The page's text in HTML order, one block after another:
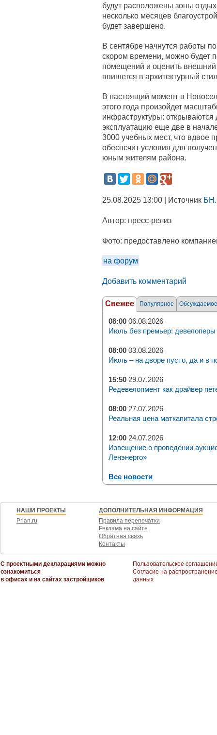
будут расположены зоны
несколько месяцев
будет завершено.
В сентябре начнутся работы
скором времени, можно будет
помещений и оценить
впишется в архитектурный
В настоящий момент в
этого года произойдет
инфраструктуры:
эксплуатацию еще две в
3000 учебных мест, что вдвое
обеспечит условия для
юным жителям района.
25.08.2025 13:00 | Источник
Автор: пресс-релиз
Фото: предоставлено
на форум
Добавить комментарий
Свежее Популярное Обсуждаемое
08:00 06.08.2026
Июль без премьер: девелоперы
08:00 03.08.2026
Июль – на дворе пусто, да и в
15:50 29.07.2026
Редевелопмент как драйвер
08:00 27.07.2026
Реальная цена маткапитала
12:00 24.07.2026
Извещение о проведении
Ленэнерго»
Все новости
НАШИ ПРОЕКТЫ
Prian.ru
ДОПОЛНИТЕЛЬНАЯ ИНФОРМАЦИЯ
Правила перепечатки
Реклама на сайте
Обратная связь
Контакты
С проектными декларациями можно
ознакомиться
в офисах и на сайтах застройщиков
Пользовательское
Согласие на
данных